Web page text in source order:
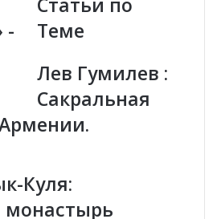
-
в
п
о
ы
к
р
о
Теме
Лев Гумилев :
Сакральная
Куля: